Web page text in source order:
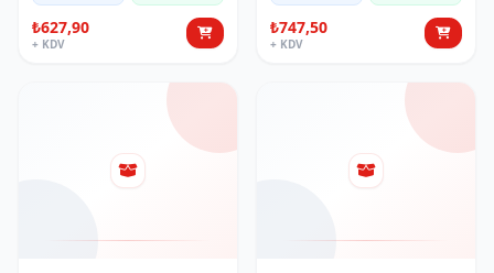
₺627,90
+ KDV
₺747,50
+ KDV